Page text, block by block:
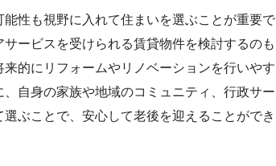
性も視野に入れて住まいを選ぶことが重要で
ービスを受けられる賃貸物件を検討するのも
的にリフォームやリノベーションを行いやす
自身の家族や地域のコミュニティ、行政サー
ぶことで、安心して老後を迎えることができ